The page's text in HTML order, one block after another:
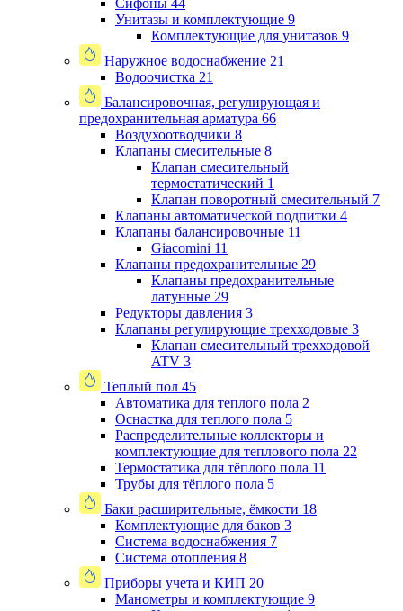
Сифоны 44
Унитазы и комплектующие 9
Комплектующие для унитазов 9
Наружное водоснабжение 21
Водоочистка 21
Балансировочная, регулирующая и
предохранительная арматура 66
Воздухоотводчики 8
Клапаны cмесительные 8
Клапан cмесительный
термостатический 1
Клапан поворотный cмесительный 7
Клапаны автоматической подпитки 4
Клапаны балансировочные 11
Giacomini 11
Клапаны предохранительные 29
Клапаны предохранительные
латунные 29
Редукторы давления 3
Клапаны регулирующие трехходовые 3
Клапан смесительный трехходовой
ATV 3
Теплый пол 45
Автоматика для теплого пола 2
Оснастка для теплого пола 5
Распределительные коллекторы и
комплектующие для теплового пола 22
Термостатика для тёплого пола 11
Трубы для тёплого пола 5
Баки расширительные, ёмкости 18
Комплектующие для баков 3
Система водоснабжения 7
Система отопления 8
Приборы учета и КИП 20
Манометры и комплектующие 9